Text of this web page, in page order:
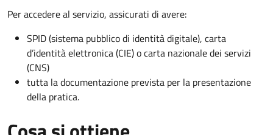
Per accedere al servizio, assicurati di avere:
SPID (sistema pubblico di identità digitale), carta
d’identità elettronica (CIE) o carta nazionale dei servizi
(CNS)
tutta la documentazione prevista per la presentazione
della pratica.